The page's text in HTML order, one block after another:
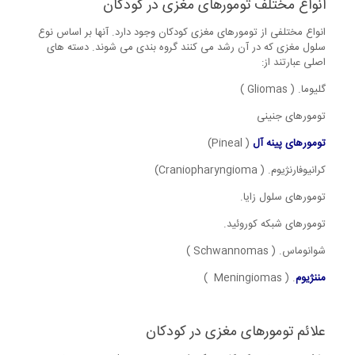
انواع مختلف تومورهای مغزی در کودکان
انواع مختلفی از تومورهای مغزی کودکان وجود دارد. آنها بر اساس نوع
سلول مغزی که در آن رشد می کنند گروه بندی می شوند. دسته های
اصلی عبارتند از:
گلیوما. ( Gliomas )
تومورهای جنینی
تومورهای پینه آل( Pineal)
کرانیوفارنژیوم. ( Craniopharyngioma)
تومورهای سلول زایا.
تومورهای شبکه کوروئید.
شوانوماس. ( Schwannomas )
مننژیوم. ( Meningiomas )
علائم تومورهای مغزی در کودکان